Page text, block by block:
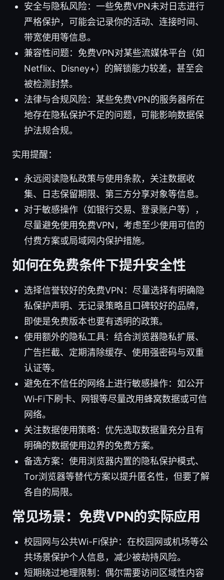
安全与隐私风险：一些免费VPN未对日志进行
严格保护，可能会记录你的活动、连接时间、
带宽使用等信息。
兼容性问题：免费VPN对某些流媒体平台（如
Netflix、Disney+）的解锁能力较差，甚至会
被检测封禁。
法律与合规风险：某些免费VPN的服务器所在
地存在隐私保护不足的问题，可能影响数据保
护法规合规。
实用提醒：
永远阅读隐私政策与使用条款，关注数据收
集、日志保留期限、第三方分享对象等信息。
对于敏感操作（如银行交易、登录账户等），
尽量避免使用免费VPN，考虑至少使用可信的
付费方案或局域网内保护措施。
如何在免费条件下提升安全性
选择信誉较好的免费VPN：尽量选择有明确隐
私保护声明、无记录策略且口碑较好的品牌，
即使是免费版本也要有透明的政策。
使用额外的隐私工具：结合浏览器隐私扩展、
广告拦截、定期清除缓存、使用强密码与双重
认证等。
避免在不信任的网络上进行敏感操作：如公开
Wi‑Fi下刷卡、网银等尽量改用蜂窝数据或可信
网络。
关注数据使用策略：优先选取数据量充分且有
明确的数据使用边界的免费方案。
备选方案：使用浏览器内置的隐私保护模式、
Tor浏览器等替代方案以提升匿名性，但要了解
各自的局限。
常见场景：免费VPN的实际应用
校园网与公共Wi-Fi保护：在校园网或机场等公
共场景保护个人信息，减少被劫持风险。
短期绕过地理限制：偶尔需要访问区域性内容